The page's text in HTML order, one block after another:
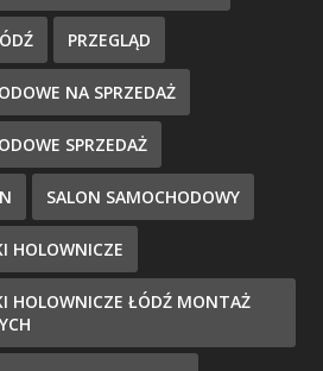
PRZEGLĄD
NA SPRZEDAŻ
SPRZEDAŻ
SALON SAMOCHODOWY
HOLOWNICZE
HOLOWNICZE ŁÓDŹ MONTAŻ